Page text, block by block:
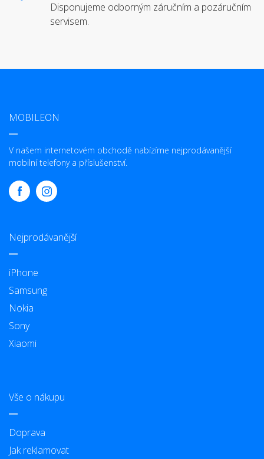
Disponujeme odborným záručním a pozáručním
servisem.
MOBILEON
V našem internetovém obchodě nabízíme nejprodávanější
mobilní telefony a příslušenství.
Nejprodávanější
iPhone
Samsung
Nokia
Sony
Xiaomi
Vše o nákupu
Doprava
Jak reklamovat